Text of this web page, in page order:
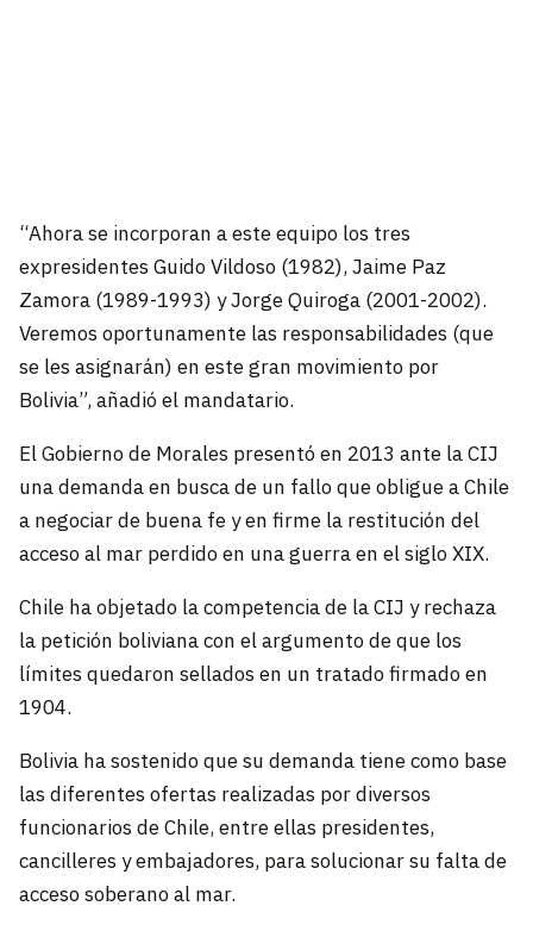
“Ahora se incorporan a este equipo los tres
expresidentes Guido Vildoso (1982), Jaime Paz
Zamora (1989-1993) y Jorge Quiroga (2001-2002).
Veremos oportunamente las responsabilidades (que
se les asignarán) en este gran movimiento por
Bolivia”, añadió el mandatario.
El Gobierno de Morales presentó en 2013 ante la CIJ
una demanda en busca de un fallo que obligue a Chile
a negociar de buena fe y en firme la restitución del
acceso al mar perdido en una guerra en el siglo XIX.
Chile ha objetado la competencia de la CIJ y rechaza
la petición boliviana con el argumento de que los
límites quedaron sellados en un tratado firmado en
1904.
Bolivia ha sostenido que su demanda tiene como base
las diferentes ofertas realizadas por diversos
funcionarios de Chile, entre ellas presidentes,
cancilleres y embajadores, para solucionar su falta de
acceso soberano al mar.